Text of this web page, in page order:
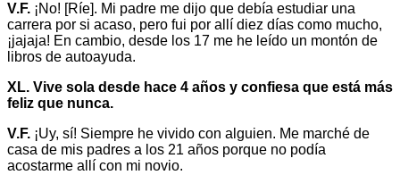
V.F. ¡No! [Ríe]. Mi padre me dijo que debía estudiar una
carrera por si acaso, pero fui por allí diez días como mucho,
¡jajaja! En cambio, desde los 17 me he leído un montón de
libros de autoayuda.
XL. Vive sola desde hace 4 años y confiesa que está más
feliz que nunca.
V.F. ¡Uy, sí! Siempre he vivido con alguien. Me marché de
casa de mis padres a los 21 años porque no podía
acostarme allí con mi novio.